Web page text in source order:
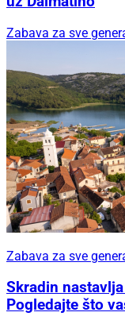
Zabava za sve
Zabava za sve
Skradin
Pogledajte što